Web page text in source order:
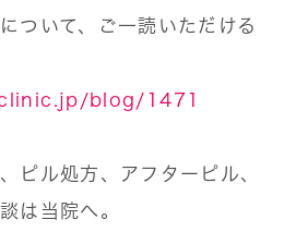
ついて、ご一読いただける
blog/1471
ピル処方、アフターピル、
は当院へ。